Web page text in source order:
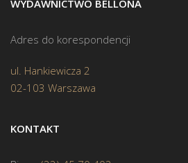
WYDAWNICTWO BELLONA
Adres do korespondencji
ul. Hankiewicza 2
02-103 Warszawa
KONTAKT